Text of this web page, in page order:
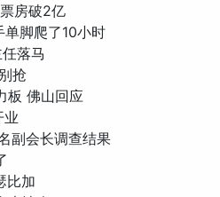
房破2亿
单脚爬了10小时
落马
抢
板 佛山回应
业
副会长调查结果
比加